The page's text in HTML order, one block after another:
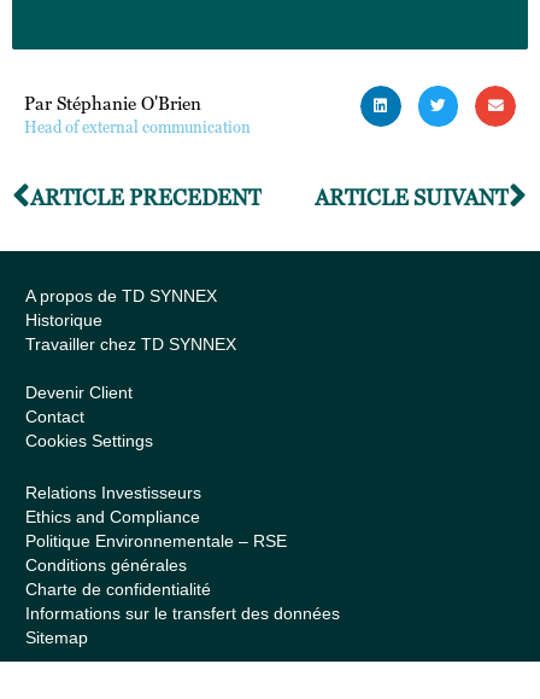
Par Stéphanie O'Brien
Head of external communication
ARTICLE PRÉCÉDENT ARTICLE SUIVANT
A propos de TD SYNNEX
Historique
Travailler chez TD SYNNEX
Devenir Client
Contact
Cookies Settings
Relations Investisseurs
Ethics and Compliance
Politique Environnementale – RSE
Conditions générales
Charte de confidentialité
Informations sur le transfert des données
Sitemap